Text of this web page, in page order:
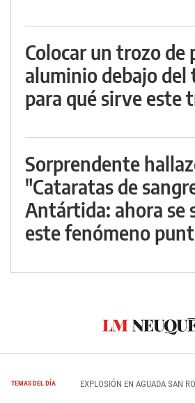
Colocar un trozo de
aluminio debajo del
para qué sirve este
Sorprendente
"Cataratas de
Antártida: ahora se
este fenómeno
TEMAS DEL DÍA EXPLOSIÓN EN AGUADA SAN